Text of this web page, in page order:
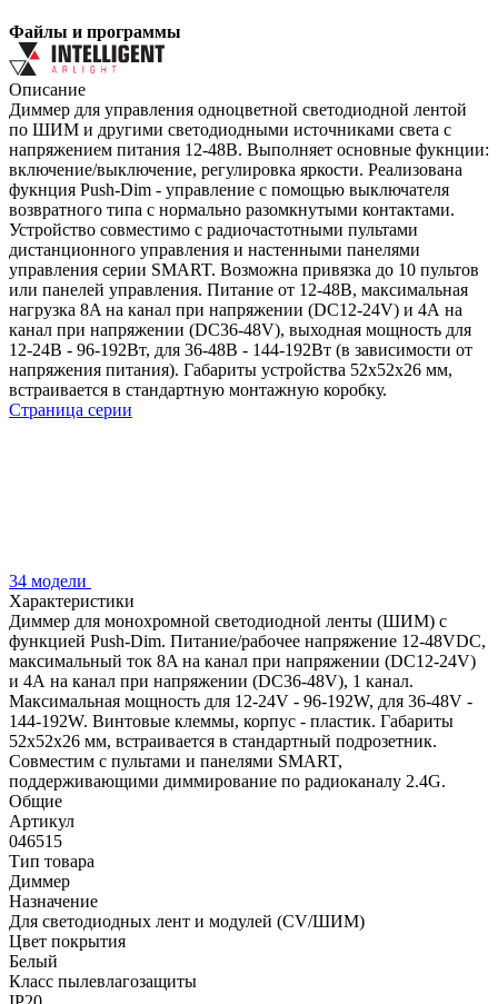
Файлы и программы
Описание
Диммер для управления одноцветной светодиодной лентой
по ШИМ и другими светодиодными источниками света с
напряжением питания 12-48В. Выполняет основные фукнции:
включение/выключение, регулировка яркости. Реализована
фукнция Push-Dim - управление с помощью выключателя
возвратного типа с нормально разомкнутыми контактами.
Устройство совместимо с радиочастотными пультами
дистанционного управления и настенными панелями
управления серии SMART. Возможна привязка до 10 пультов
или панелей управления. Питание от 12-48В, максимальная
нагрузка 8A на канал при напряжении (DC12-24V) и 4А на
канал при напряжении (DC36-48V), выходная мощность для
12-24В - 96-192Вт, для 36-48В - 144-192Вт (в зависимости от
напряжения питания). Габариты устройства 52х52х26 мм,
встраивается в стандартную монтажную коробку.
Страница серии
34 модели
Характеристики
Диммер для монохромной светодиодной ленты (ШИМ) с
функцией Push-Dim. Питание/рабочее напряжение 12-48VDC,
максимальный ток 8A на канал при напряжении (DC12-24V)
и 4А на канал при напряжении (DC36-48V), 1 канал.
Максимальная мощность для 12-24V - 96-192W, для 36-48V -
144-192W. Винтовые клеммы, корпус - пластик. Габариты
52x52x26 мм, встраивается в стандартный подрозетник.
Совместим с пультами и панелями SMART,
поддерживающими диммирование по радиоканалу 2.4G.
Общие
Артикул
046515
Тип товара
Диммер
Назначение
Для светодиодных лент и модулей (CV/ШИМ)
Цвет покрытия
Белый
Класс пылевлагозащиты